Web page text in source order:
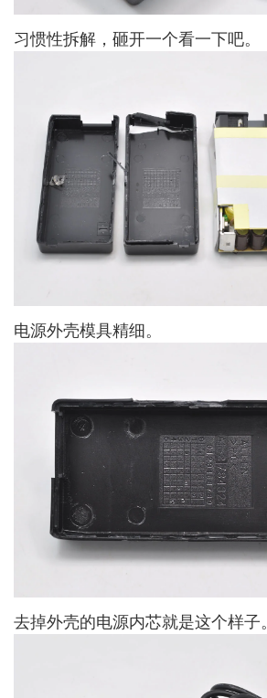
习惯性拆解，砸开一个看一下吧。
电源外壳模具精细。
去掉外壳的电源内芯就是这个样子。